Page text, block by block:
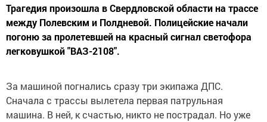
Трагедия произошла в Свердловской области на трассе
между Полевским и Полдневой. Полицейские начали
погоню за пролетевшей на красный сигнал светофора
легковушкой "ВАЗ-2108".
За машиной погнались сразу три экипажа ДПС.
Сначала с трассы вылетела первая патрульная
машина. В ней, к счастью, никто не пострадал. Но уже